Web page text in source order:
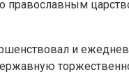
православным
и